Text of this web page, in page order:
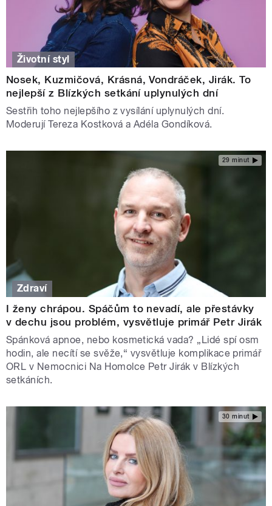
Životní styl
Nosek, Kuzmičová, Krásná, Vondráček, Jirák. To
nejlepší z Blízkých setkání uplynulých dní
Sestřih toho nejlepšího z vysílání uplynulých dní.
Moderují Tereza Kostková a Adéla Gondíková.
29 minut
Zdraví
I ženy chrápou. Spáčům to nevadí, ale přestávky
v dechu jsou problém, vysvětluje primář Petr Jirák
Spánková apnoe, nebo kosmetická vada? „Lidé spí osm
hodin, ale necítí se svěže,“ vysvětluje komplikace primář
ORL v Nemocnici Na Homolce Petr Jirák v Blízkých
setkáních.
30 minut